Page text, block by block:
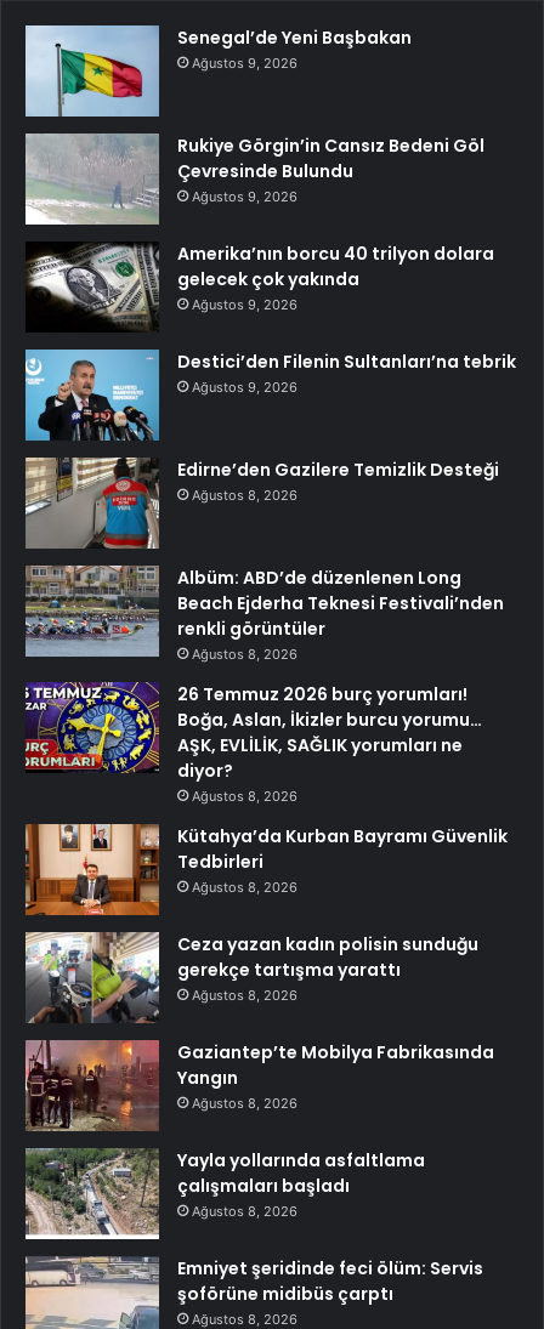
Senegal’de Yeni Başbakan
Ağustos 9, 2026
Rukiye Görgin’in Cansız Bedeni Göl
Çevresinde Bulundu
Ağustos 9, 2026
Amerika’nın borcu 40 trilyon dolara
gelecek çok yakında
Ağustos 9, 2026
Destici’den Filenin Sultanları’na tebrik
Ağustos 9, 2026
Edirne’den Gazilere Temizlik Desteği
Ağustos 8, 2026
Albüm: ABD’de düzenlenen Long
Beach Ejderha Teknesi Festivali’nden
renkli görüntüler
Ağustos 8, 2026
26 Temmuz 2026 burç yorumları!
Boğa, Aslan, İkizler burcu yorumu…
AŞK, EVLİLİK, SAĞLIK yorumları ne
diyor?
Ağustos 8, 2026
Kütahya’da Kurban Bayramı Güvenlik
Tedbirleri
Ağustos 8, 2026
Ceza yazan kadın polisin sunduğu
gerekçe tartışma yarattı
Ağustos 8, 2026
Gaziantep’te Mobilya Fabrikasında
Yangın
Ağustos 8, 2026
Yayla yollarında asfaltlama
çalışmaları başladı
Ağustos 8, 2026
Emniyet şeridinde feci ölüm: Servis
şoförüne midibüs çarptı
Ağustos 8, 2026